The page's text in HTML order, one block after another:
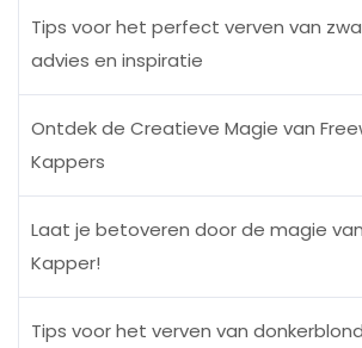
Tips voor het perfect verven van
advies en inspiratie
Ontdek de Creatieve Magie van
Kappers
Laat je betoveren door de magie
Kapper!
Tips voor het verven van